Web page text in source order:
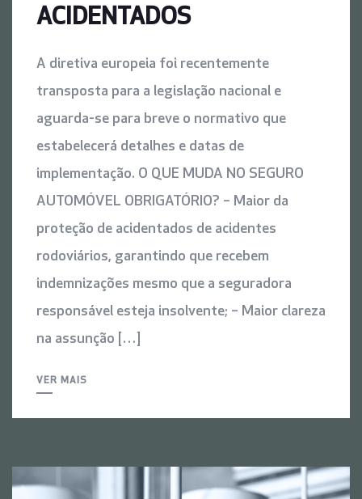
ACIDENTADOS
A diretiva europeia foi recentemente
transposta para a legislação nacional e
aguarda-se para breve o normativo que
estabelecerá detalhes e datas de
implementação. O QUE MUDA NO SEGURO
AUTOMÓVEL OBRIGATÓRIO? – Maior da
proteção de acidentados de acidentes
rodoviários, garantindo que recebem
indemnizações mesmo que a seguradora
responsável esteja insolvente; – Maior clareza
na assunção […]
VER MAIS